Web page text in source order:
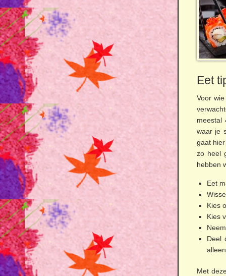
Eet
Voor
meestal
waar je
gaat
zo heel
hebben
Eet
Kies
Kies
Deel
Met